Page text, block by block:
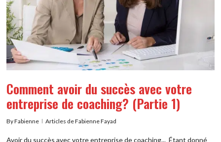
Comment avoir du succès avec votre
entreprise de coaching? (Partie 1)
ByFabienne Articles de Fabienne Fayad
Avoir du succès avec votre entreprise de coaching... Étant donné